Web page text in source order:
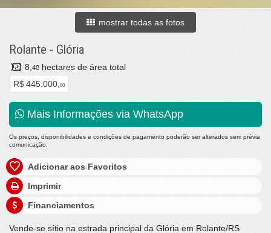
mostrar todas as fotos
Rolante - Glória
8, 40 hectares de área total
R$ 445.000, 00
Mais Informações via WhatsApp
Os preços, disponibilidades e condições de pagamento poderão ser alterados sem prévia
comunicação.
Adicionar aos Favoritos
Imprimir
Financiamentos
Vende-se sítio na estrada principal da Glória em Rolante/RS